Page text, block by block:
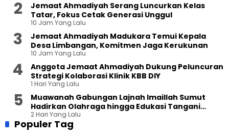
Jemaat Ahmadiyah Serang Luncurkan Kelas
Tatar, Fokus Cetak Generasi Unggul
10 Jam Yang Lalu
Jemaat Ahmadiyah Madukara Temui Kepala
Desa Limbangan, Komitmen Jaga Kerukunan
10 Jam Yang Lalu
Anggota Jemaat Ahmadiyah Dukung Peluncuran
Strategi Kolaborasi Klinik KBB DIY
1 Hari Yang Lalu
Muawanah Gabungan Lajnah Imaillah Sumut
Hadirkan Olahraga hingga Edukasi Tangani
Sampah
2 Hari Yang Lalu
Populer Tag